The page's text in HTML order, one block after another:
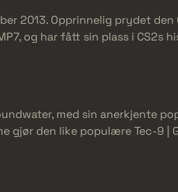
2013. Opprinnelig prydet den
og har fått sin plass i CS2s
med sin anerkjente
gjør den like populære Tec-9 |